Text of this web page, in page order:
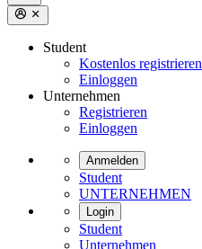
Student
Kostenlos registrieren
Einloggen
Unternehmen
Registrieren
Einloggen
Anmelden
Student
UNTERNEHMEN
Login
Student
Unternehmen